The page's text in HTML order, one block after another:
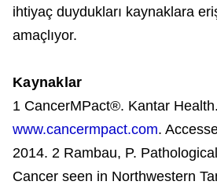
ihtiyaç duydukları kaynaklara
amaçlıyor.
Kaynaklar
1 CancerMPact®. Kantar
www.cancermpact.com.
2014. 2 Rambau, P.
Cancer seen in Northwestern